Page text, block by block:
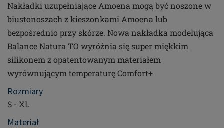
Nakładki uzupełniające Amoena mogą być noszone w
biustonoszach z kieszonkami Amoena lub
bezpośrednio przy skórze. Nowa nakładka modelująca
Balance Natura TO wyróżnia się super miękkim
silikonem z opatentowanym materiałem
wyrównującym temperaturę Comfort+
Rozmiary
S - XL
Materiał